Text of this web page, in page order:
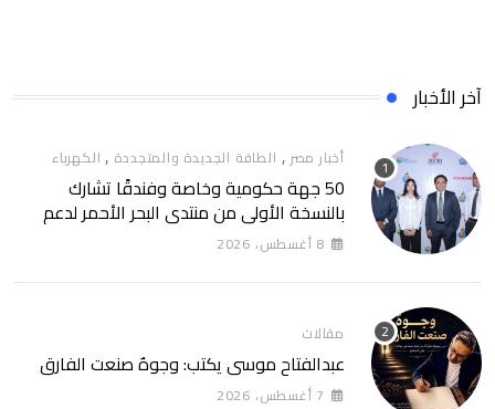
آخر الأخبار
أخبار مصر , الطاقة الجديدة والمتجددة , الكهرباء
50 جهة حكومية وخاصة وفندقًا تشارك
بالنسخة الأولى من منتدى البحر الأحمر لدعم
الطاقة النظيفة والسياحة المستدامة
8 أغسطس، 2026
مقالات
عبدالفتاح موسى يكتب: وجوهٌ صنعت الفارق
7 أغسطس، 2026